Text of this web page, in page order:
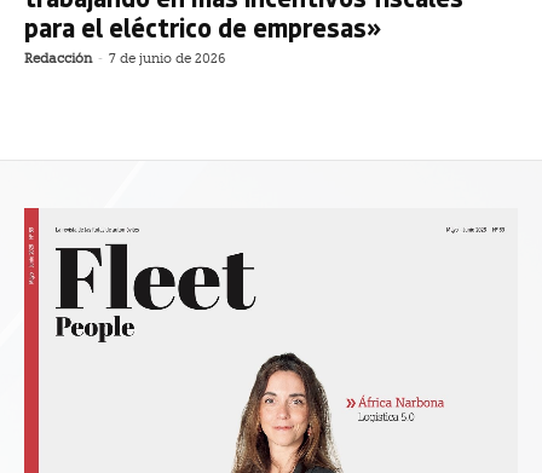
para el eléctrico de empresas»
Redacción - 7 de junio de 2026